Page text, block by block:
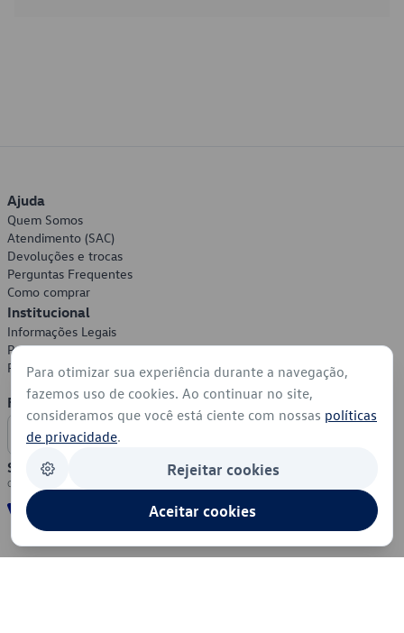
Ajuda
Quem Somos
Atendimento (SAC)
Devoluções e trocas
Perguntas Frequentes
Como comprar
Institucional
Informações Legais
Política de Privacidade
Política de Cookies
Formas de Pagamento
Segurança
Para otimizar sua experiência durante a navegação,
fazemos uso de cookies. Ao continuar no site,
consideramos que você está ciente com nossas políticas
de privacidade.
Rejeitar cookies
Aceitar cookies